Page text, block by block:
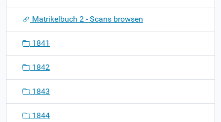
o
Matrikelbuch 2 - Scans browsen
1841
1842
1843
1844